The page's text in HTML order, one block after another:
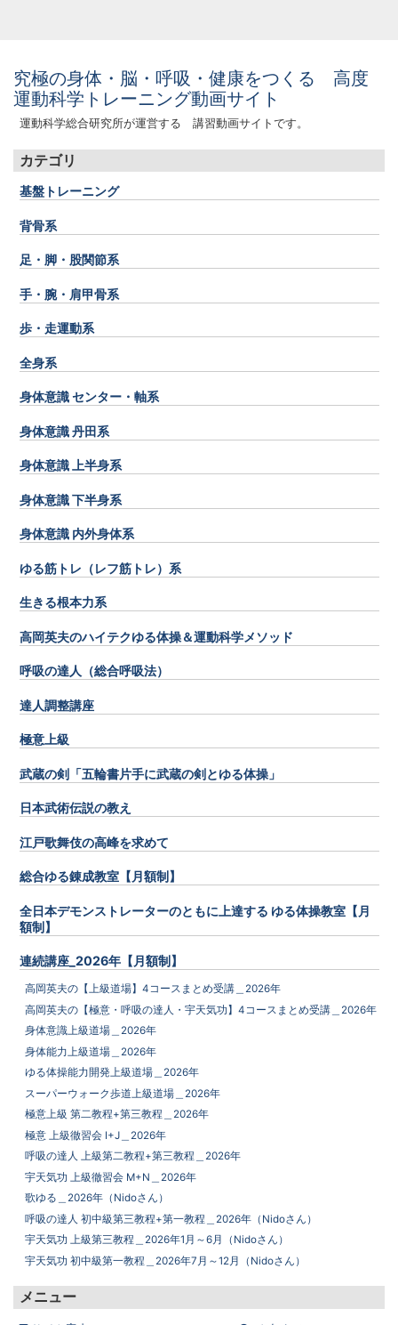
画面をクリックすると元に戻ります。
究極の身体・脳・呼吸・健康をつくる 高度
運動科学トレーニング動画サイト
運動科学総合研究所が運営する 講習動画サイトです。
カテゴリ
基盤トレーニング
背骨系
足・脚・股関節系
手・腕・肩甲骨系
歩・走運動系
全身系
身体意識 センター・軸系
身体意識 丹田系
身体意識 上半身系
身体意識 下半身系
身体意識 内外身体系
ゆる筋トレ（レフ筋トレ）系
生きる根本力系
高岡英夫のハイテクゆる体操＆運動科学メソッド
呼吸の達人（総合呼吸法）
達人調整講座
極意上級
武蔵の剣「五輪書片手に武蔵の剣とゆる体操」
日本武術伝説の教え
江戸歌舞伎の高峰を求めて
総合ゆる錬成教室【月額制】
全日本デモンストレーターのともに上達する ゆる体操教室【月
額制】
連続講座_2026年【月額制】
高岡英夫の【上級道場】4コースまとめ受講＿2026年
高岡英夫の【極意・呼吸の達人・宇天気功】4コースまとめ受講＿2026年
身体意識上級道場＿2026年
身体能力上級道場＿2026年
ゆる体操能力開発上級道場＿2026年
スーパーウォーク歩道上級道場＿2026年
極意上級 第二教程+第三教程＿2026年
極意 上級徹習会 I+J＿2026年
呼吸の達人 上級第二教程+第三教程＿2026年
宇天気功 上級徹習会 M+N＿2026年
歌ゆる＿2026年（Nidoさん）
呼吸の達人 初中級第三教程+第一教程＿2026年（Nidoさん）
宇天気功 上級第三教程＿2026年1月～6月（Nidoさん）
宇天気功 初中級第一教程＿2026年7月～12月（Nidoさん）
メニュー